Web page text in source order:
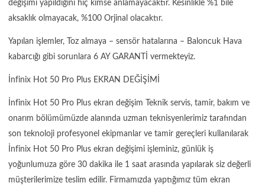
değişimi yapıldığını hiç kimse anlamayacaktır. Kesinlikle %1 bile
aksaklık olmayacak, %100 Orjinal olacaktır.
Yapılan işlemler, Toz almaya – sensör hatalarına – Baloncuk Hava
kabarcığı gibi sorunlara 6 AY GARANTİ vermekteyiz.
İnfinix Hot 50 Pro Plus EKRAN DEĞİŞİMİ
İnfinix Hot 50 Pro Plus ekran değişim Teknik servis, tamir, bakım ve
onarım bölümümüzde alanında uzman teknisyenlerimiz tarafından
son teknoloji profesyonel ekipmanlar ve tamir gereçleri kullanılarak
İnfinix Hot 50 Pro Plus ekran değişimi işleminiz, günlük iş
yoğunlumuza göre 30 dakika ile 1 saat arasında yapılarak siz değerli
müşterilerimize teslim edilir. Firmamızda yaptığımız tüm ekran